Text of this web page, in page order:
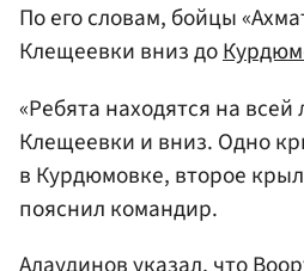
По его словам, бойцы
Клещеевки вниз до
«Ребята находятся на
Клещеевки и вниз. Одно
в Курдюмовке, второе
пояснил командир.